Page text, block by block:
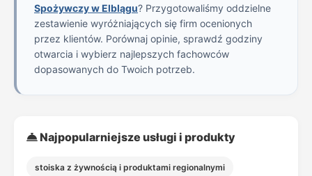
Spożywczy w Elblągu? Przygotowaliśmy oddzielne
zestawienie wyróżniających się firm ocenionych
przez klientów. Porównaj opinie, sprawdź godziny
otwarcia i wybierz najlepszych fachowców
dopasowanych do Twoich potrzeb.
Najpopularniejsze usługi i produkty
stoiska z żywnością i produktami regionalnymi